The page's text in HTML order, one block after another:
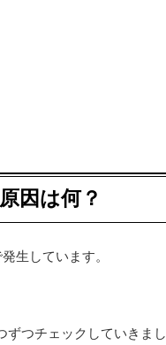
因は何？
生しています。
ずつチェックしていきまし